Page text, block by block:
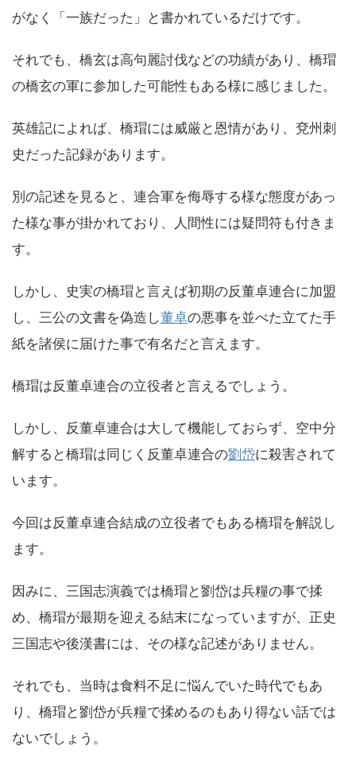
がなく「一族だった」と書かれているだけです。
それでも、橋玄は高句麗討伐などの功績があり、橋瑁
の橋玄の軍に参加した可能性もある様に感じました。
英雄記によれば、橋瑁には威厳と恩情があり、兗州刺
史だった記録があります。
別の記述を見ると、連合軍を侮辱する様な態度があっ
た様な事が掛かれており、人間性には疑問符も付きま
す。
しかし、史実の橋瑁と言えば初期の反董卓連合に加盟
し、三公の文書を偽造し董卓の悪事を並べた立てた手
紙を諸侯に届けた事で有名だと言えます。
橋瑁は反董卓連合の立役者と言えるでしょう。
しかし、反董卓連合は大して機能しておらず、空中分
解すると橋瑁は同じく反董卓連合の劉岱に殺害されて
います。
今回は反董卓連合結成の立役者でもある橋瑁を解説し
ます。
因みに、三国志演義では橋瑁と劉岱は兵糧の事で揉
め、橋瑁が最期を迎える結末になっていますが、正史
三国志や後漢書には、その様な記述がありません。
それでも、当時は食料不足に悩んでいた時代でもあ
り、橋瑁と劉岱が兵糧で揉めるのもあり得ない話では
ないでしょう。